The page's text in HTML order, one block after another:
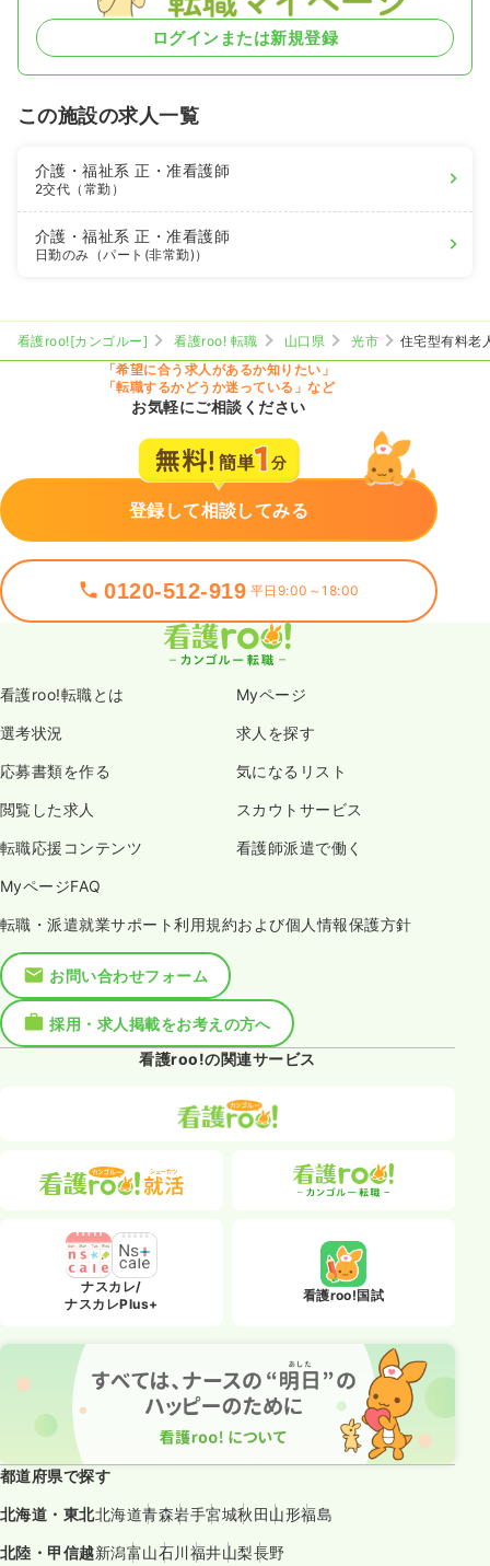
ログインまたは新規登録
この施設の求人一覧
介護・福祉系正・准看護師
2交代（常勤）
介護・福祉系正・准看護師
日勤のみ（パート(非常勤)）
看護roo![カンゴルー] 看護roo! 転職 山口県 光市
住宅型有料老
「希望に合う求人があるか知りたい」
「転職するかどうか迷っている」など
お気軽にご相談ください
登録して相談してみる
0120-512-919 平日9:00～18:00
看護roo!転職とは Myページ
選考状況 求人を探す
応募書類を作る 気になるリスト
閲覧した求人 スカウトサービス
転職応援コンテンツ 看護師派遣で働く
MyページFAQ
転職・派遣就業サポート利用規約および個人情報保護方針
お問い合わせフォーム
採用・求人掲載をお考えの方へ
看護roo!の関連サービス
ナスカレ/
ナスカレPlus+
看護roo!国試
都道府県で探す
北海道・東北北海道青森岩手宮城秋田山形福島
北陸・甲信越新潟富山石川福井山梨長野